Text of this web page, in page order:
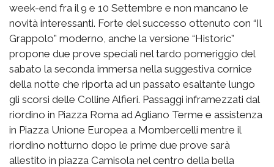
week-end fra il 9 e 10 Settembre e non mancano le
novità interessanti. Forte del successo ottenuto con “Il
Grappolo” moderno, anche la versione “Historic”
propone due prove speciali nel tardo pomeriggio del
sabato la seconda immersa nella suggestiva cornice
della notte che riporta ad un passato esaltante lungo
gli scorsi delle Colline Alfieri. Passaggi inframezzati dal
riordino in Piazza Roma ad Agliano Terme e assistenza
in Piazza Unione Europea a Mombercelli mentre il
riordino notturno dopo le prime due prove sarà
allestito in piazza Camisola nel centro della bella